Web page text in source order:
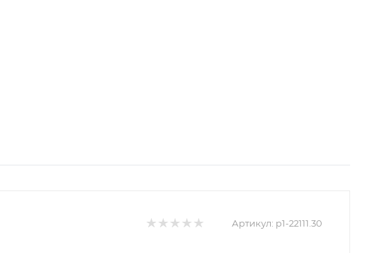
Артикул: p1-22111.30